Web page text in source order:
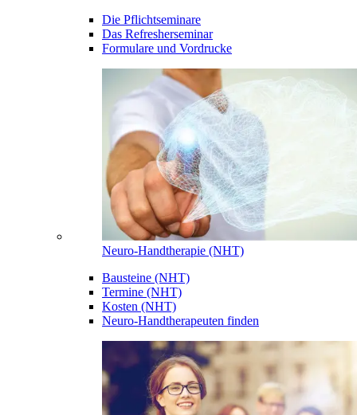
Die Pflichtseminare
Das Refresherseminar
Formulare und Vordrucke
Neuro-Handtherapie (NHT)
Bausteine (NHT)
Termine (NHT)
Kosten (NHT)
Neuro-Handtherapeuten finden